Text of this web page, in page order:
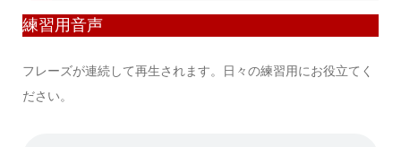
練習用音声
フレーズが連続して再生されます。日々の練習用にお役立てく
ださい。